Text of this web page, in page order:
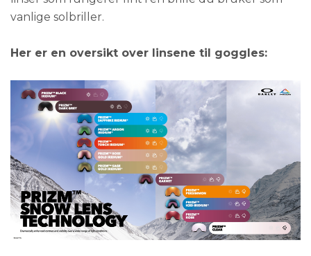
vanlige solbriller.
Her er en oversikt over linsene til goggles: